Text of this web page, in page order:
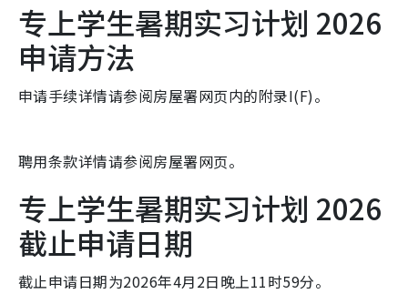
专上学生暑期实习计划 2026
申请方法
申请手续详情请参阅房屋署网页内的附录I(F)。
聘用条款详情请参阅房屋署网页。
专上学生暑期实习计划 2026
截止申请日期
截止申请日期为2026年4月2日晚上11时59分。